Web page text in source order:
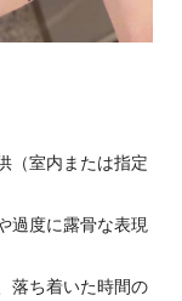
（室内または指定
過度に露骨な表現
落ち着いた時間の